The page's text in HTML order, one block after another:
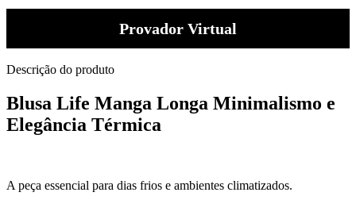
Provador Virtual
Descrição do produto
Blusa Life Manga Longa Minimalismo e
Elegância Térmica
A peça essencial para dias frios e ambientes climatizados.